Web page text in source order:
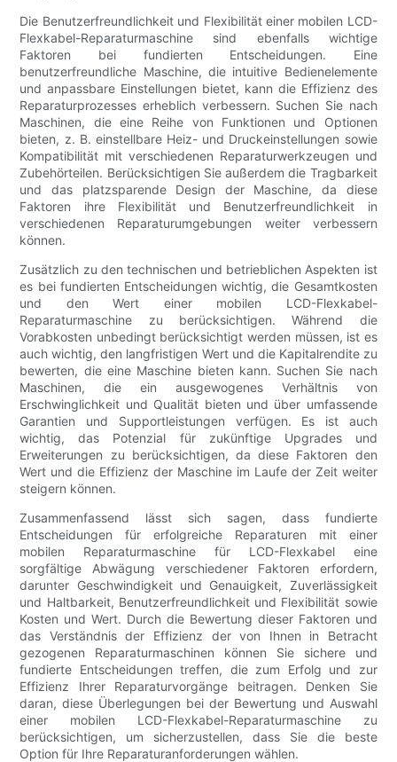
Die Benutzerfreundlichkeit und Flexibilität einer mobilen LCD-
Flexkabel-Reparaturmaschine sind ebenfalls wichtige
Faktoren bei fundierten Entscheidungen. Eine
benutzerfreundliche Maschine, die intuitive Bedienelemente
und anpassbare Einstellungen bietet, kann die Effizienz des
Reparaturprozesses erheblich verbessern. Suchen Sie nach
Maschinen, die eine Reihe von Funktionen und Optionen
bieten, z. B. einstellbare Heiz- und Druckeinstellungen sowie
Kompatibilität mit verschiedenen Reparaturwerkzeugen und
Zubehörteilen. Berücksichtigen Sie außerdem die Tragbarkeit
und das platzsparende Design der Maschine, da diese
Faktoren ihre Flexibilität und Benutzerfreundlichkeit in
verschiedenen Reparaturumgebungen weiter verbessern
können.
Zusätzlich zu den technischen und betrieblichen Aspekten ist
es bei fundierten Entscheidungen wichtig, die Gesamtkosten
und den Wert einer mobilen LCD-Flexkabel-
Reparaturmaschine zu berücksichtigen. Während die
Vorabkosten unbedingt berücksichtigt werden müssen, ist es
auch wichtig, den langfristigen Wert und die Kapitalrendite zu
bewerten, die eine Maschine bieten kann. Suchen Sie nach
Maschinen, die ein ausgewogenes Verhältnis von
Erschwinglichkeit und Qualität bieten und über umfassende
Garantien und Supportleistungen verfügen. Es ist auch
wichtig, das Potenzial für zukünftige Upgrades und
Erweiterungen zu berücksichtigen, da diese Faktoren den
Wert und die Effizienz der Maschine im Laufe der Zeit weiter
steigern können.
Zusammenfassend lässt sich sagen, dass fundierte
Entscheidungen für erfolgreiche Reparaturen mit einer
mobilen Reparaturmaschine für LCD-Flexkabel eine
sorgfältige Abwägung verschiedener Faktoren erfordern,
darunter Geschwindigkeit und Genauigkeit, Zuverlässigkeit
und Haltbarkeit, Benutzerfreundlichkeit und Flexibilität sowie
Kosten und Wert. Durch die Bewertung dieser Faktoren und
das Verständnis der Effizienz der von Ihnen in Betracht
gezogenen Reparaturmaschinen können Sie sichere und
fundierte Entscheidungen treffen, die zum Erfolg und zur
Effizienz Ihrer Reparaturvorgänge beitragen. Denken Sie
daran, diese Überlegungen bei der Bewertung und Auswahl
einer mobilen LCD-Flexkabel-Reparaturmaschine zu
berücksichtigen, um sicherzustellen, dass Sie die beste
Option für Ihre Reparaturanforderungen wählen.